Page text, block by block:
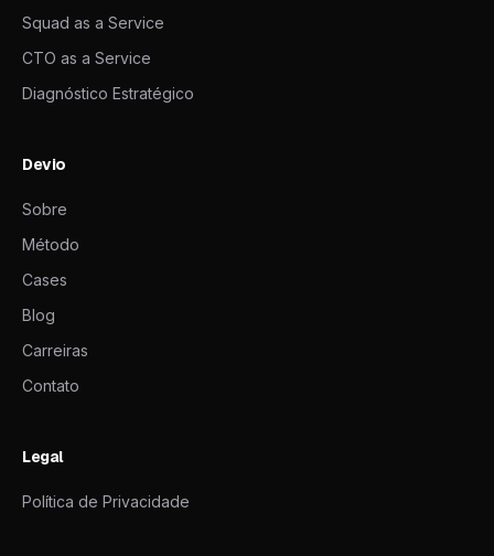
Squad as a Service
CTO as a Service
Diagnóstico Estratégico
Devio
Sobre
Método
Cases
Blog
Carreiras
Contato
Legal
Política de Privacidade